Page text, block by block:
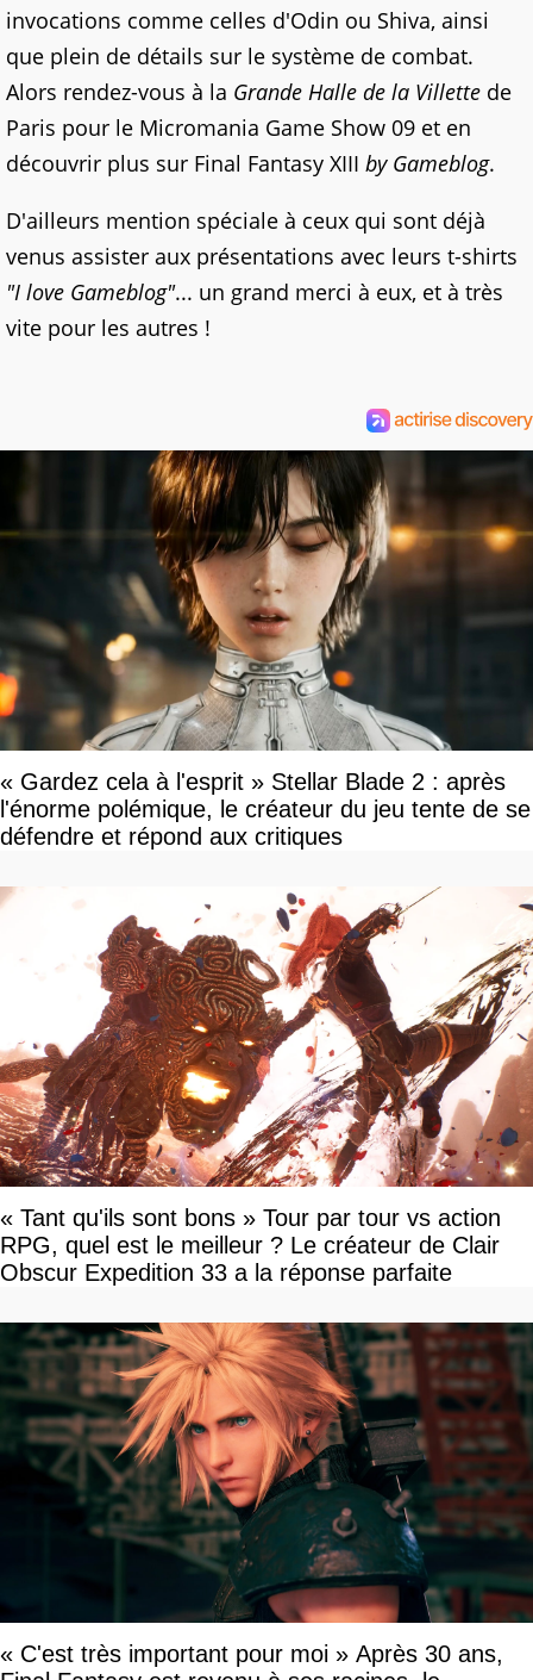
invocations comme celles d'Odin ou Shiva, ainsi
que plein de détails sur le système de combat.
Alors rendez-vous à la Grande Halle de la Villette de
Paris pour le Micromania Game Show 09 et en
découvrir plus sur Final Fantasy XIII by Gameblog.
D'ailleurs mention spéciale à ceux qui sont déjà
venus assister aux présentations avec leurs t-shirts
"I love Gameblog"... un grand merci à eux, et à très
vite pour les autres !
« Gardez cela à l'esprit » Stellar Blade 2 : après
l'énorme polémique, le créateur du jeu tente de se
défendre et répond aux critiques
« Tant qu'ils sont bons » Tour par tour vs action
RPG, quel est le meilleur ? Le créateur de Clair
Obscur Expedition 33 a la réponse parfaite
« C'est très important pour moi » Après 30 ans,